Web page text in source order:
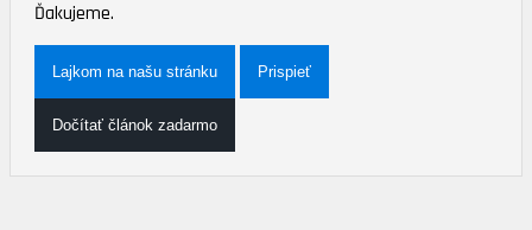
Ďakujeme.
Lajkom na našu stránku Prispieť
Dočítať článok zadarmo